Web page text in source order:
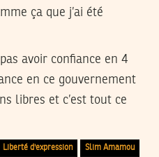
ça que j’ai été
avoir confiance en 4
en ce gouvernement
libres et c’est tout ce
Liberté d'expression Slim Amamou